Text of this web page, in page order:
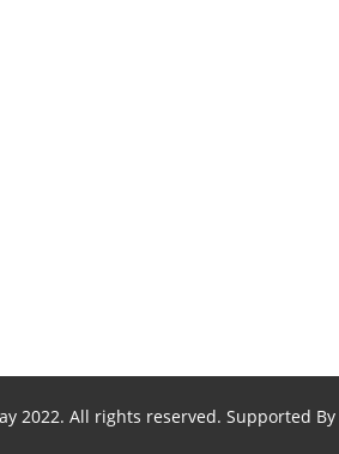
2022. All rights reserved. Supported By